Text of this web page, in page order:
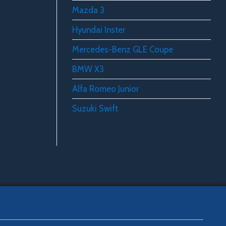
Mazda 3
Hyundai Inster
Mercedes-Benz GLE Coupe
BMW X3
Alfa Romeo Junior
Suzuki Swift